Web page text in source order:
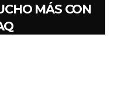
MÁS CON